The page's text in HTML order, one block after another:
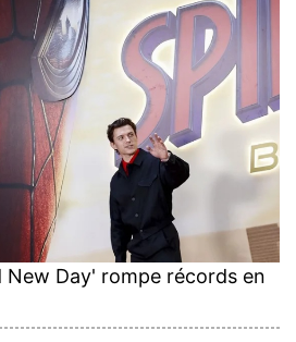
New Day' rompe récords en